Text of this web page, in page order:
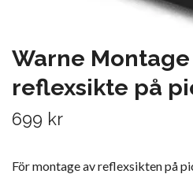
Warne
reflexsikte på
699 kr
För montage av reflexsikten på